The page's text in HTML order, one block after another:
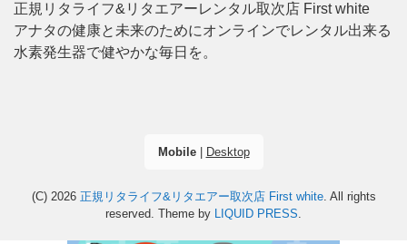
正規リタライフ&リタエアーレンタル取次店 First white
アナタの健康と未来のためにオンラインでレンタル出来る
水素発生器で健やかな毎日を。
Mobile| Desktop
(C) 2026 正規リタライフ&リタエアー取次店 First white. All rights
reserved. Theme by LIQUID PRESS.